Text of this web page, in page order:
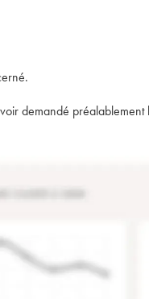
demandé préalablement